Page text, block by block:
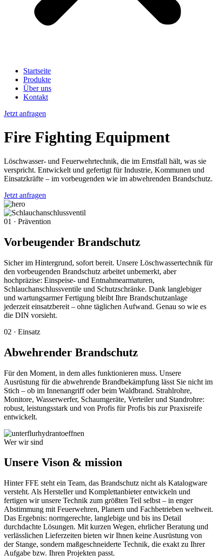
Startseite
Produkte
Über uns
Kontakt
Jetzt anfragen
Fire Fighting Equipment
Löschwasser- und Feuerwehrtechnik, die im Ernstfall hält, was sie
verspricht. Entwickelt und gefertigt für Industrie, Kommunen und
Einsatzkräfte – im vorbeugenden wie im abwehrenden Brandschutz.
Jetzt anfragen
01 · Prävention
Vorbeugender Brandschutz
Sicher im Hintergrund, sofort bereit. Unsere Löschwassertechnik für
den vorbeugenden Brandschutz arbeitet unbemerkt, aber
hochpräzise: Einspeise- und Entnahmearmaturen,
Schlauchanschlussventile und Schutzschränke. Dank langlebiger
und wartungsarmer Fertigung bleibt Ihre Brandschutzanlage
jederzeit einsatzbereit – ohne täglichen Aufwand. Genau so wie es
die DIN vorsieht.
02 · Einsatz
Abwehrender Brandschutz
Für den Moment, in dem alles funktionieren muss. Unsere
Ausrüstung für die abwehrende Brandbekämpfung lässt Sie nicht im
Stich – ob im Innenangriff oder beim Waldbrand. Strahlrohre,
Monitore, Wasserwerfer, Schaumgeräte, Verteiler und Standrohre:
robust, leistungsstark und von Profis für Profis bis zur Praxisreife
entwickelt.
Wer wir sind
Unsere Vison & mission
Hinter FFE steht ein Team, das Brandschutz nicht als Katalogware
versteht. Als Hersteller und Komplettanbieter entwickeln und
fertigen wir unsere Technik zum größten Teil selbst – in enger
Abstimmung mit Feuerwehren, Planern und Fachbetrieben weltweit.
Das Ergebnis: normgerechte, langlebige und bis ins Detail
durchdachte Lösungen. Mit kurzen Wegen, ehrlicher Beratung und
verlässlichen Lieferzeiten bieten wir Ihnen keine Ausrüstung von
der Stange, sondern maßgeschneiderte Technik, die exakt zu Ihrer
Aufgabe bzw. Ihren Projekten passt.